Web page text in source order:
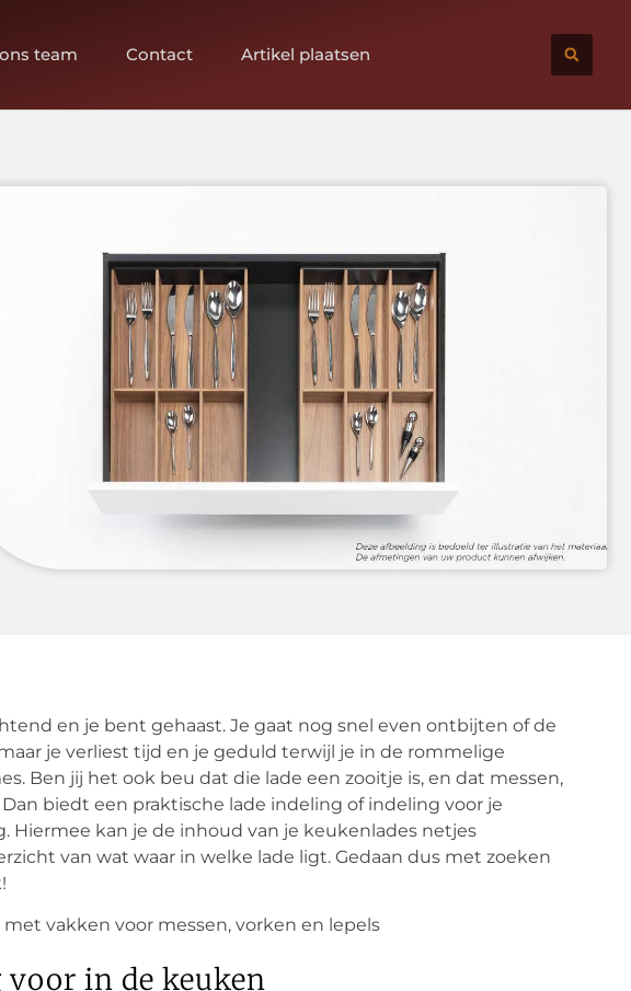
team Contact Artikel plaatsen
en je bent gehaast. Je gaat nog snel even ontbijten of de
je verliest tijd en je geduld terwijl je in de rommelige
Ben jij het ook beu dat die lade een zooitje is, en dat messen,
biedt een praktische lade indeling of indeling voor je
Hiermee kan je de inhoud van je keukenlades netjes
van wat waar in welke lade ligt. Gedaan dus met zoeken
in de keuken